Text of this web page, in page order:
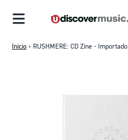
Inicio › RUSHMERE: CD Zine - Importado